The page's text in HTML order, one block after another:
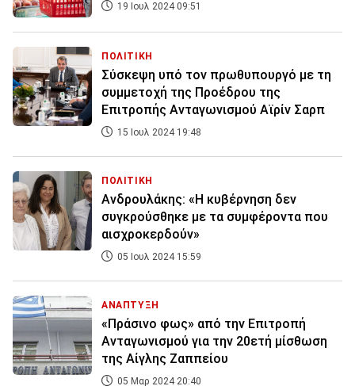
19 Ιουλ 2024 09:51
ΠΟΛΙΤΙΚΗ
Σύσκεψη υπό τον πρωθυπουργό με τη
συμμετοχή της Προέδρου της
Επιτροπής Ανταγωνισμού Αϊρίν Σαρπ
15 Ιουλ 2024 19:48
ΠΟΛΙΤΙΚΗ
Ανδρουλάκης: «Η κυβέρνηση δεν
συγκρούσθηκε με τα συμφέροντα που
αισχροκερδούν»
05 Ιουλ 2024 15:59
ΑΝΑΠΤΥΞΗ
«Πράσινο φως» από την Επιτροπή
Ανταγωνισμού για την 20ετή μίσθωση
της Αίγλης Ζαππείου
05 Μαρ 2024 20:40